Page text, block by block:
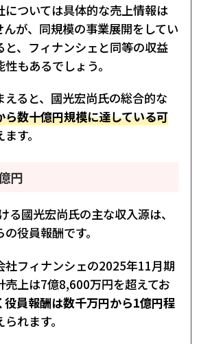
については具体的な売上情報は
が、同規模の事業展開をしてい
と、フィナンシェと同等の収益
もあるでしょう。
えると、國光宏尚氏の総合的な
ら数十億円規模に達している可
す。
円
る國光宏尚氏の主な収入源は、
役員報酬です。
社フィナンシェの2025年11月期
売上は7億8,600万円を超えてお
役員報酬は数千万円から1億円程
れます。